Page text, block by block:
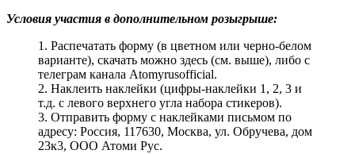
Условия участия в дополнительном розыгрыше:
1. Распечатать форму (в цветном или черно-белом
варианте), скачать можно здесь (см. выше), либо с
телеграм канала Atomyrusofficial.
2. Наклеить наклейки (цифры-наклейки 1, 2, 3 и
т.д. с левого верхнего угла набора стикеров).
3. Отправить форму с наклейками письмом по
адресу: Россия, 117630, Москва, ул. Обручева, дом
23к3, ООО Атоми Рус.